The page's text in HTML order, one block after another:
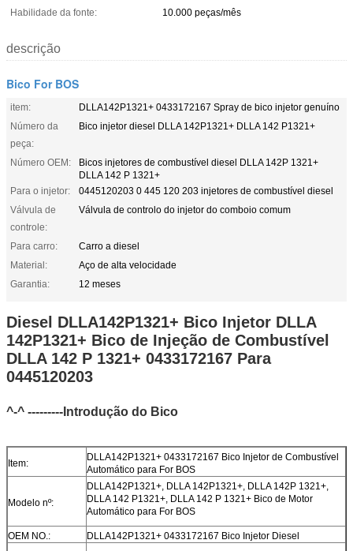
Habilidade da fonte:
10.000 peças/mês
descrição
Bico For BOS
item:
DLLA142P1321+ 0433172167 Spray de bico injetor genuíno
Número da
peça:
Bico injetor diesel DLLA 142P1321+ DLLA 142 P1321+
Número OEM:
Bicos injetores de combustível diesel DLLA 142P 1321+
DLLA 142 P 1321+
Para o injetor:
0445120203 0 445 120 203 injetores de combustível diesel
Válvula de
controle:
Válvula de controlo do injetor do comboio comum
Para carro:
Carro a diesel
Material:
Aço de alta velocidade
Garantia:
12 meses
Diesel DLLA142P1321+ Bico Injetor DLLA
142P1321+ Bico de Injeção de Combustível
DLLA 142 P 1321+ 0433172167 Para
0445120203
^-^ ---------Introdução do Bico
Item:
DLLA142P1321+ 0433172167 Bico Injetor de Combustível
Automático para For BOS
Modelo nº:
DLLA142P1321+, DLLA 142P1321+, DLLA 142P 1321+,
DLLA 142 P1321+, DLLA 142 P 1321+ Bico de Motor
Automático para For BOS
OEM NO.:
DLLA142P1321+ 0433172167 Bico Injetor Diesel